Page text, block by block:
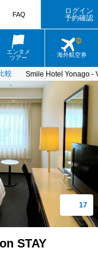
エンタメ
ツアー
海外航空券
FAQ
ログイン
予約確認
較 Smile Hotel Yonago -
STAY